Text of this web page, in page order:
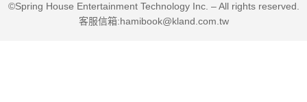
©Spring House Entertainment Technology Inc. – All rights reserved.
客服信箱:hamibook@kland.com.tw